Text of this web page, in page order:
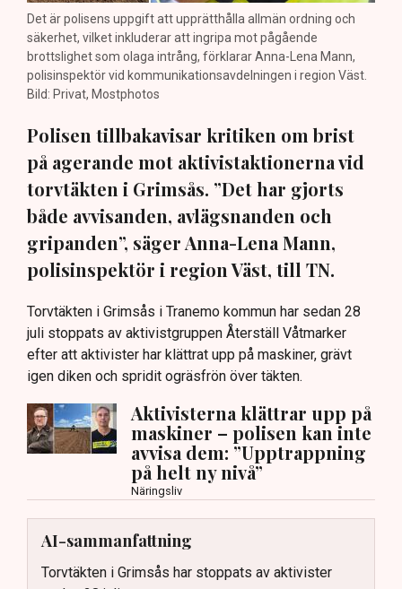
Det är polisens uppgift att upprätthålla allmän ordning och
säkerhet, vilket inkluderar att ingripa mot pågående
brottslighet som olaga intrång, förklarar Anna-Lena Mann,
polisinspektör vid kommunikationsavdelningen i region Väst.
Bild: Privat, Mostphotos
Polisen tillbakavisar kritiken om brist
på agerande mot aktivistaktionerna vid
torvtäkten i Grimsås. ”Det har gjorts
både avvisanden, avlägsnanden och
gripanden”, säger Anna-Lena Mann,
polisinspektör i region Väst, till TN.
Torvtäkten i Grimsås i Tranemo kommun har sedan 28
juli stoppats av aktivistgruppen Återställ Våtmarker
efter att aktivister har klättrat upp på maskiner, grävt
igen diken och spridit ogräsfrön över täkten.
Aktivisterna klättrar upp på
maskiner – polisen kan inte
avvisa dem: ”Upptrappning
på helt ny nivå”
Näringsliv
AI-sammanfattning
Torvtäkten i Grimsås har stoppats av aktivister